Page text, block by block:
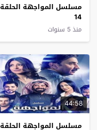
مسلسل المواجهة الحلقة
14
منذ 5 سنوات
44:58
مسلسل المواجهة الحلقة